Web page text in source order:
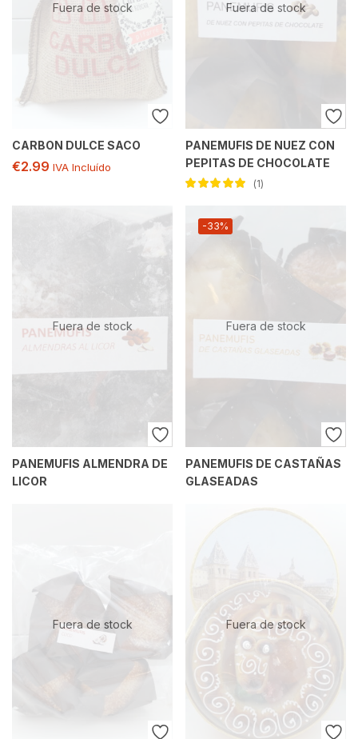
Fuera de stock
CARBON DULCE SACO
€2.99 IVA Incluído
Fuera de stock
PANEMUFIS DE NUEZ CON
PEPITAS DE CHOCOLATE
1
Fuera de stock
PANEMUFIS ALMENDRA DE
LICOR
Fuera de stock
-33%
PANEMUFIS DE CASTAÑAS
GLASEADAS
Fuera de stock Fuera de stock